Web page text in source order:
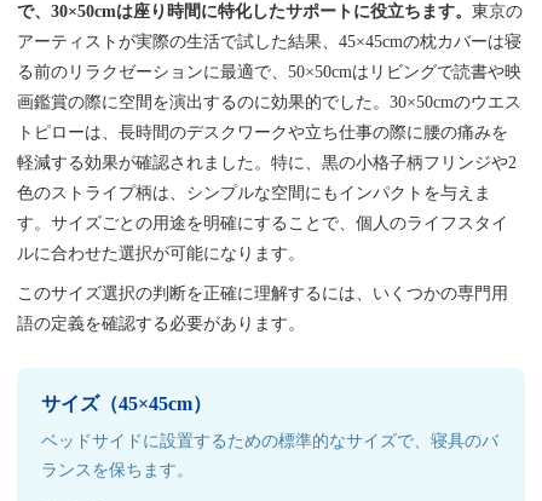
で、30×50cmは座り時間に特化したサポートに役立ちます。東京の
アーティストが実際の生活で試した結果、45×45cmの枕カバーは寝
る前のリラクゼーションに最適で、50×50cmはリビングで読書や映
画鑑賞の際に空間を演出するのに効果的でした。30×50cmのウエス
トピローは、長時間のデスクワークや立ち仕事の際に腰の痛みを
軽減する効果が確認されました。特に、黒の小格子柄フリンジや2
色のストライプ柄は、シンプルな空間にもインパクトを与えま
す。サイズごとの用途を明確にすることで、個人のライフスタイ
ルに合わせた選択が可能になります。
このサイズ選択の判断を正確に理解するには、いくつかの専門用
語の定義を確認する必要があります。
サイズ（45×45cm）
ベッドサイドに設置するための標準的なサイズで、寝具のバ
ランスを保ちます。